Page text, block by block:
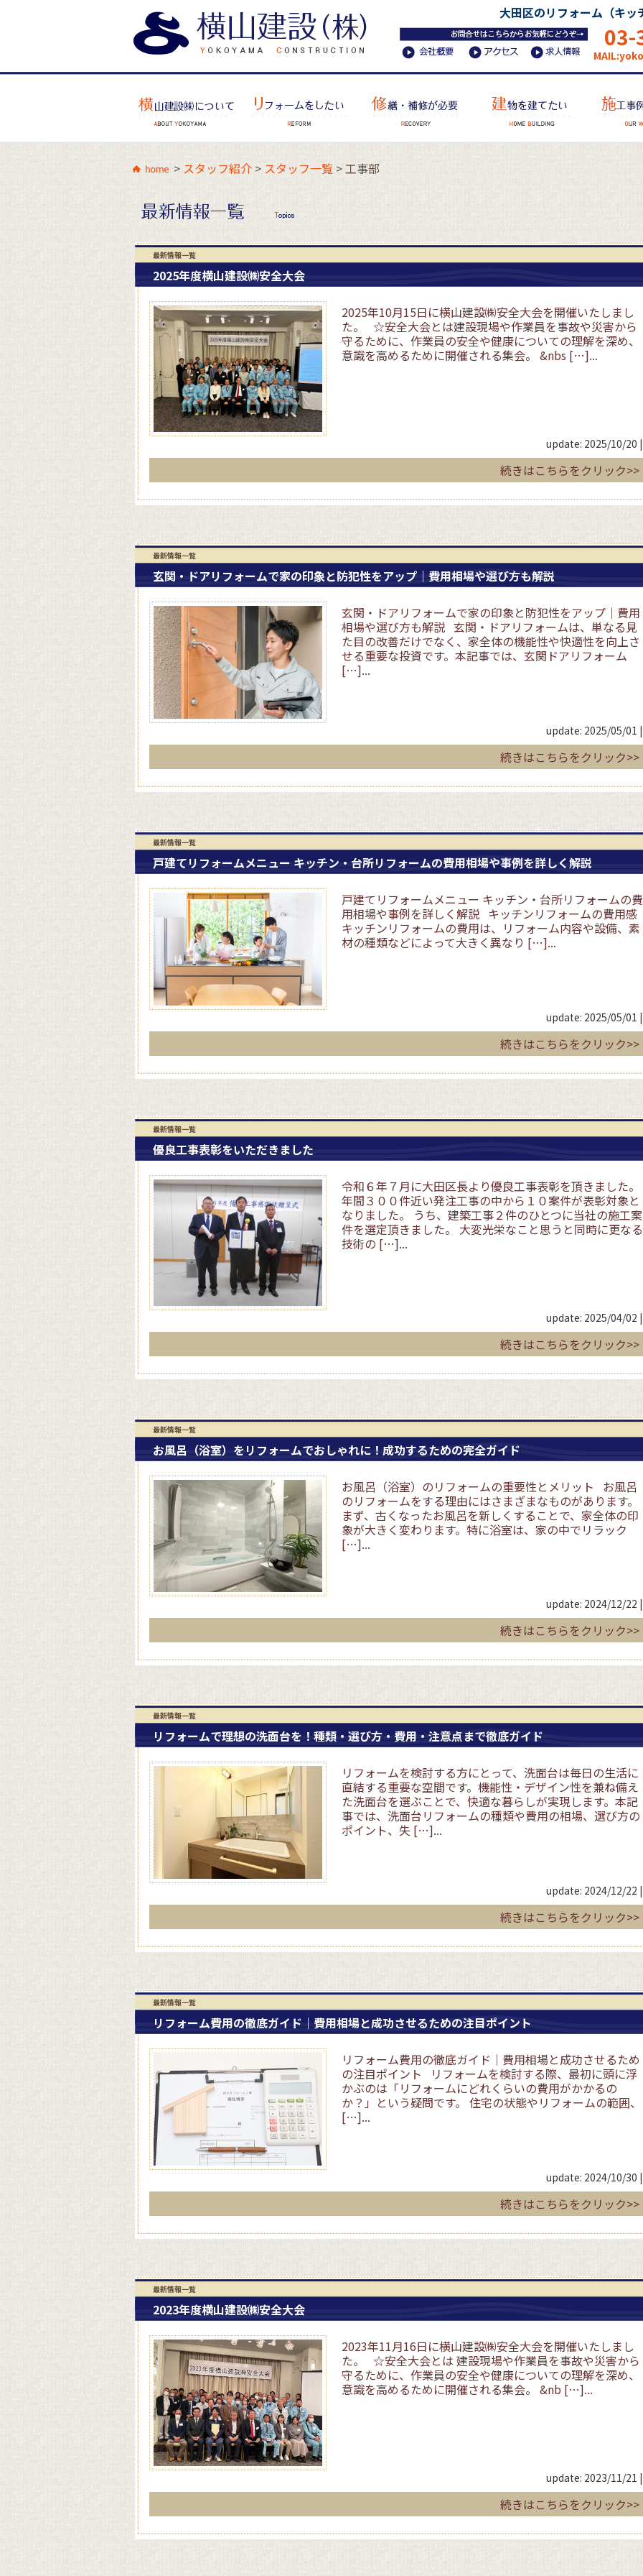
大田区のリフォーム（キ
03-
> スタッフ紹介 > スタッフ一覧 >工事部
最新情報一覧
2025年度横山建設㈱安全大会
2025年10月15日に横山建設㈱安全大会を開催いたしまし
た。 ☆安全大会とは建設現場や作業員を事故や災害から
守るために、作業員の安全や健康についての理解を深め、
意識を高めるために開催される集会。 &nbs […]...
update: 2025/10/20 |
続きはこちらをクリック>>
最新情報一覧
玄関・ドアリフォームで家の印象と防犯性をアップ｜費用相場や選び方も解説
玄関・ドアリフォームで家の印象と防犯性をアップ｜費用
相場や選び方も解説 玄関・ドアリフォームは、単なる見
た目の改善だけでなく、家全体の機能性や快適性を向上さ
せる重要な投資です。本記事では、玄関ドアリフォーム
[…]...
update: 2025/05/01 |
続きはこちらをクリック>>
最新情報一覧
戸建てリフォームメニュー キッチン・台所リフォームの費用相場や事例を詳しく解説
戸建てリフォームメニュー キッチン・台所リフォームの費
用相場や事例を詳しく解説 キッチンリフォームの費用感
キッチンリフォームの費用は、リフォーム内容や設備、素
材の種類などによって大きく異なり […]...
update: 2025/05/01 |
続きはこちらをクリック>>
最新情報一覧
優良工事表彰をいただきました
令和６年７月に大田区長より優良工事表彰を頂きました。
年間３００件近い発注工事の中から１０案件が表彰対象と
なりました。 うち、建築工事２件のひとつに当社の施工案
件を選定頂きました。 大変光栄なこと思うと同時に更なる
技術の […]...
update: 2025/04/02 |
続きはこちらをクリック>>
最新情報一覧
お風呂（浴室）をリフォームでおしゃれに！成功するための完全ガイド
お風呂（浴室）のリフォームの重要性とメリット お風呂
のリフォームをする理由にはさまざまなものがあります。
まず、古くなったお風呂を新しくすることで、家全体の印
象が大きく変わります。特に浴室は、家の中でリラック
[…]...
update: 2024/12/22 |
続きはこちらをクリック>>
最新情報一覧
リフォームで理想の洗面台を！種類・選び方・費用・注意点まで徹底ガイド
リフォームを検討する方にとって、洗面台は毎日の生活に
直結する重要な空間です。機能性・デザイン性を兼ね備え
た洗面台を選ぶことで、快適な暮らしが実現します。本記
事では、洗面台リフォームの種類や費用の相場、選び方の
ポイント、失 […]...
update: 2024/12/22 |
続きはこちらをクリック>>
最新情報一覧
リフォーム費用の徹底ガイド｜費用相場と成功させるための注目ポイント
リフォーム費用の徹底ガイド｜費用相場と成功させるため
の注目ポイント リフォームを検討する際、最初に頭に浮
かぶのは「リフォームにどれくらいの費用がかかるの
か？」という疑問です。 住宅の状態やリフォームの範囲、
[…]...
update: 2024/10/30 |
続きはこちらをクリック>>
最新情報一覧
2023年度横山建設㈱安全大会
2023年11月16日に横山建設㈱安全大会を開催いたしまし
た。 ☆安全大会とは 建設現場や作業員を事故や災害から
守るために、作業員の安全や健康についての理解を深め、
意識を高めるために開催される集会。 &nb […]...
update: 2023/11/21 |
続きはこちらをクリック>>